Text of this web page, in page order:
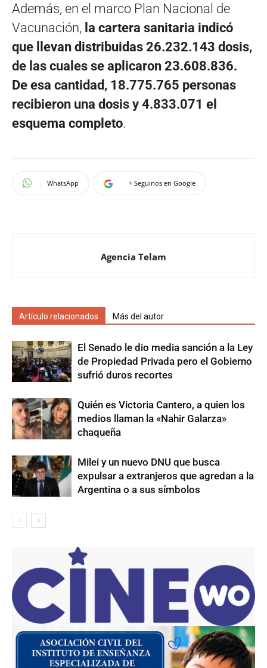
Además, en el marco Plan Nacional de
Vacunación, la cartera sanitaria indicó
que llevan distribuidas 26.232.143 dosis,
de las cuales se aplicaron 23.608.836.
De esa cantidad, 18.775.765 personas
recibieron una dosis y 4.833.071 el
esquema completo.
WhatsApp + Seguinos en Google
Agencia Telam
Artículo relacionados Más del autor
El Senado le dio media sanción a la Ley
de Propiedad Privada pero el Gobierno
sufrió duros recortes
Quién es Victoria Cantero, a quien los
medios llaman la «Nahir Galarza»
chaqueña
Milei y un nuevo DNU que busca
expulsar a extranjeros que agredan a la
Argentina o a sus símbolos